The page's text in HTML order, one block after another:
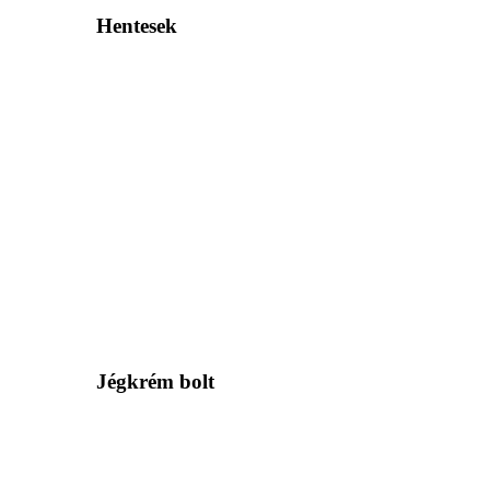
Hentesek
Jégkrém bolt